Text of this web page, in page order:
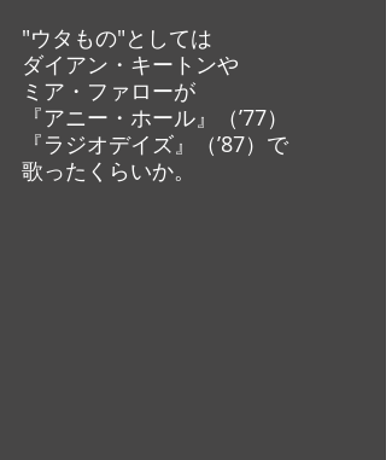
"ウタもの"としては
ダイアン・キートンや
ミア・ファローが
『アニー・ホール』（’77）
『ラジオデイズ』（’87）で
歌ったくらいか。